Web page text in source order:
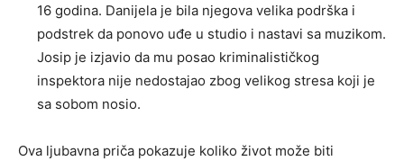
16 godina. Danijela je bila njegova velika podrška i
podstrek da ponovo uđe u studio i nastavi sa muzikom.
Josip je izjavio da mu posao kriminalističkog
inspektora nije nedostajao zbog velikog stresa koji je
sa sobom nosio.
Ova ljubavna priča pokazuje koliko život može biti